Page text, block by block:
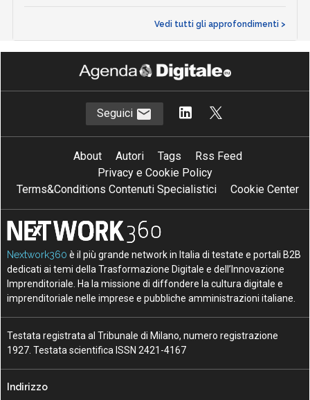
Vedi tutti gli approfondimenti >
Seguici
About Autori Tags
Rss Feed
Privacy e Cookie Policy
Terms&Conditions Contenuti Specialistici
Cookie Center
Nextwork360 è il più grande network in Italia di testate e portali B2B
dedicati ai temi della Trasformazione Digitale e dell’Innovazione
Imprenditoriale. Ha la missione di diffondere la cultura digitale e
imprenditoriale nelle imprese e pubbliche amministrazioni italiane.
Testata registrata al Tribunale di Milano, numero registrazione
1927. Testata scientifica ISSN 2421-4167
Indirizzo